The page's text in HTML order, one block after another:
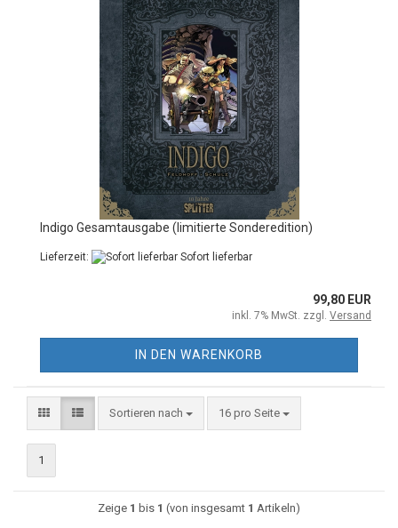
Indigo Gesamtausgabe (limitierte Sonderedition)
Lieferzeit: Sofort lieferbar
99,80 EUR
inkl. 7% MwSt. zzgl. Versand
IN DEN WARENKORB
Sortieren nach 16 pro Seite
1
Zeige 1 bis 1 (von insgesamt 1 Artikeln)